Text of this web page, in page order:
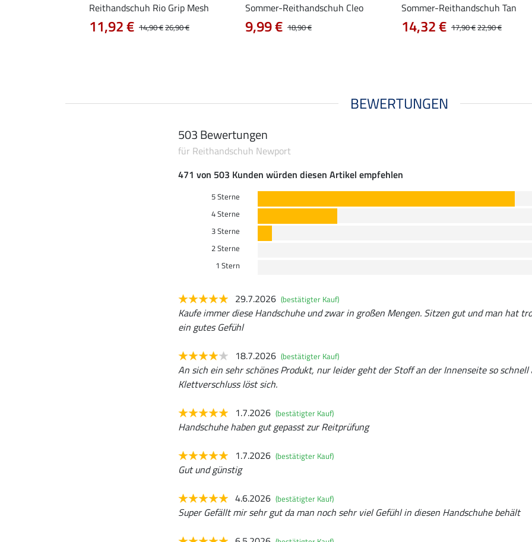
Reithandschuh Rio Grip Mesh
14,90 €26,90 €
11,92 €
Sommer-Reithandschuh Cleo
18,90 €
9,99 €
Sommer-Reithandschuh Tan
17,90 €22,90 €
14,32 €
BEWERTUNGEN
503 Bewertungen
für Reithandschuh Newport
471 von 503 Kunden würden diesen Artikel empfehlen
5 Sterne
4 Sterne
3 Sterne
2 Sterne
1 Stern
29.7.2026 (bestätigter Kauf)
Kaufe immer diese Handschuhe und zwar in großen Mengen. Sitzen gut und man hat
ein gutes Gefühl
18.7.2026 (bestätigter Kauf)
An sich ein sehr schönes Produkt, nur leider geht der Stoff an der Innenseite so schnell
Klettverschluss löst sich.
1.7.2026 (bestätigter Kauf)
Handschuhe haben gut gepasst zur Reitprüfung
1.7.2026 (bestätigter Kauf)
Gut und günstig
4.6.2026 (bestätigter Kauf)
Super Gefällt mir sehr gut da man noch sehr viel Gefühl in diesen Handschuhe behält